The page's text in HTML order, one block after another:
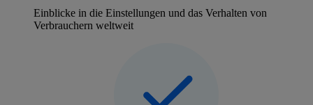
Einblicke in die Einstellungen und das Verhalten von
Verbrauchern weltweit